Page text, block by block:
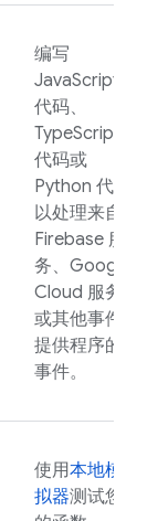
编写
JavaScript
代码、
TypeScript
代码或
Python 代码
以处理来自
Firebase 服
务、 Google
Cloud 服务
或其他事件
提供程序的
事件。
使用本地模
拟器测试您